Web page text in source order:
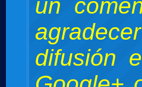
un
difusión